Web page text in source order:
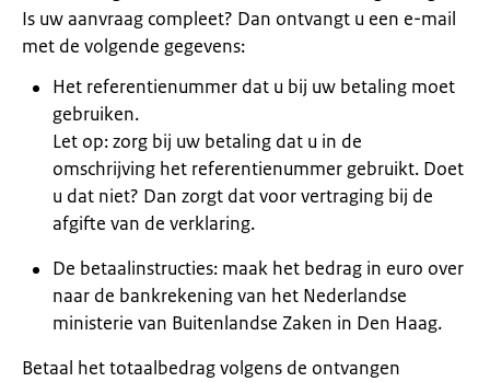
Is uw aanvraag compleet? Dan ontvangt u een e-mail
met de volgende gegevens:
Het referentienummer dat u bij uw betaling moet
gebruiken.
Let op: zorg bij uw betaling dat u in de
omschrijving het referentienummer gebruikt. Doet
u dat niet? Dan zorgt dat voor vertraging bij de
afgifte van de verklaring.
De betaalinstructies: maak het bedrag in euro over
naar de bankrekening van het Nederlandse
ministerie van Buitenlandse Zaken in Den Haag.
Betaal het totaalbedrag volgens de ontvangen